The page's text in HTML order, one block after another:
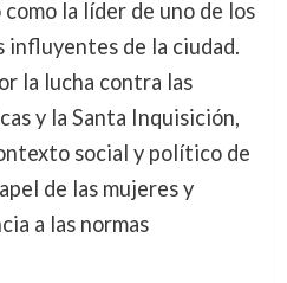
la líder de uno de los
influyentes de la ciudad.
la lucha contra las
y la Santa Inquisición,
social y político de
de las mujeres y
a las normas